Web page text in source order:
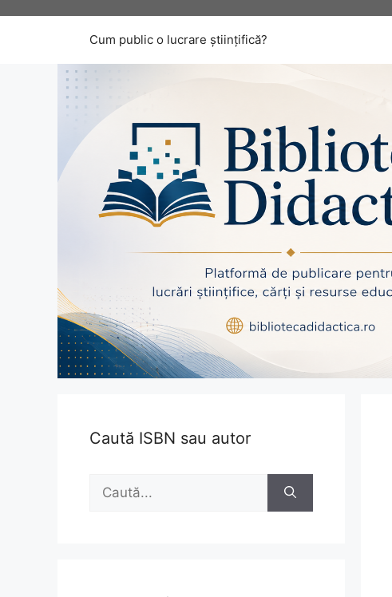
Cum public o lucrare științifică?
Caută ISBN sau autor
după: